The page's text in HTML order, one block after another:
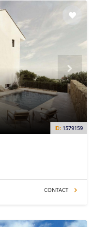
ID: 1579159
CONTACT